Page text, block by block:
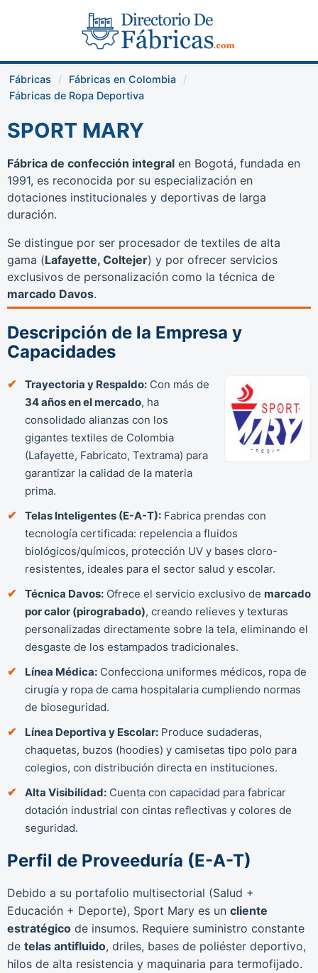
Fábricas
Fábricas en Colombia
Fábricas de Ropa Deportiva
SPORT MARY
Fábrica de confección integral en Bogotá, fundada en
1991, es reconocida por su especialización en
dotaciones institucionales y deportivas de larga
duración.
Se distingue por ser procesador de textiles de alta
gama (Lafayette, Coltejer) y por ofrecer servicios
exclusivos de personalización como la técnica de
marcado Davos.
Descripción de la Empresa y
Capacidades
Trayectoria y Respaldo: Con más de
34 años en el mercado, ha
consolidado alianzas con los
gigantes textiles de Colombia
(Lafayette, Fabricato, Textrama) para
garantizar la calidad de la materia
prima.
Telas Inteligentes (E-A-T): Fabrica prendas con
tecnología certificada: repelencia a fluidos
biológicos/químicos, protección UV y bases cloro-
resistentes, ideales para el sector salud y escolar.
Técnica Davos: Ofrece el servicio exclusivo de marcado
por calor (pirograbado), creando relieves y texturas
personalizadas directamente sobre la tela, eliminando el
desgaste de los estampados tradicionales.
Línea Médica: Confecciona uniformes médicos, ropa de
cirugía y ropa de cama hospitalaria cumpliendo normas
de bioseguridad.
Línea Deportiva y Escolar: Produce sudaderas,
chaquetas, buzos (hoodies) y camisetas tipo polo para
colegios, con distribución directa en instituciones.
Alta Visibilidad: Cuenta con capacidad para fabricar
dotación industrial con cintas reflectivas y colores de
seguridad.
Perfil de Proveeduría (E-A-T)
Debido a su portafolio multisectorial (Salud +
Educación + Deporte), Sport Mary es un cliente
estratégico de insumos. Requiere suministro constante
de telas antifluido, driles, bases de poliéster deportivo,
hilos de alta resistencia y maquinaria para termofijado.